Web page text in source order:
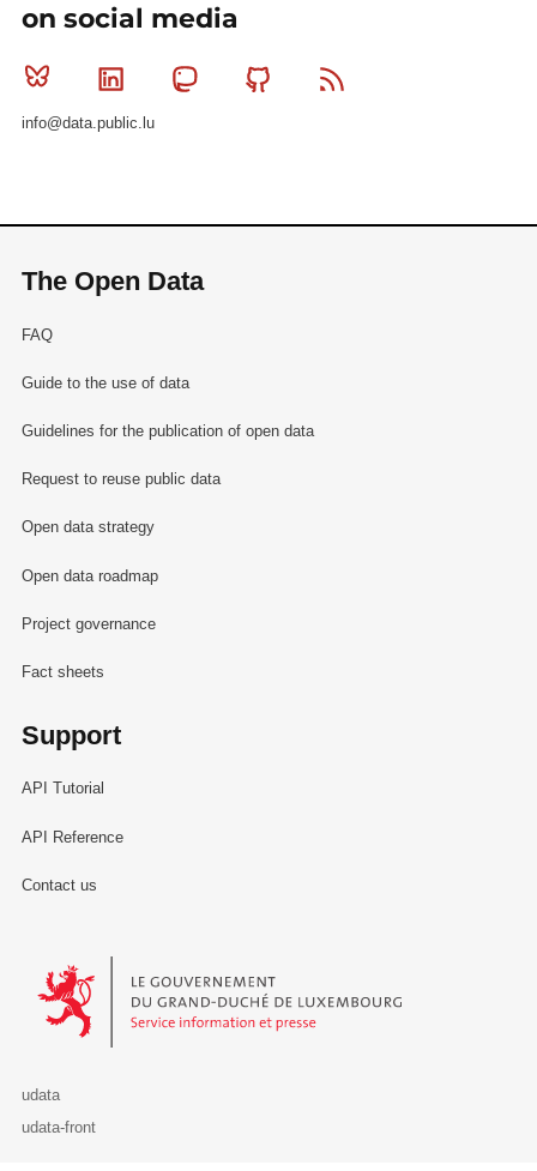
on social media
Bluesky Linkedin MastodonGithub
info@data.public.lu
The Open Data
FAQ
Guide to the use of data
Guidelines for the publication of open data
Request to reuse public data
Open data strategy
Open data roadmap
Project governance
Fact sheets
Support
API Tutorial
API Reference
Contact us
Le Gouvernement du Grand-Duché de Luxembourg - Service
udata
udata-front